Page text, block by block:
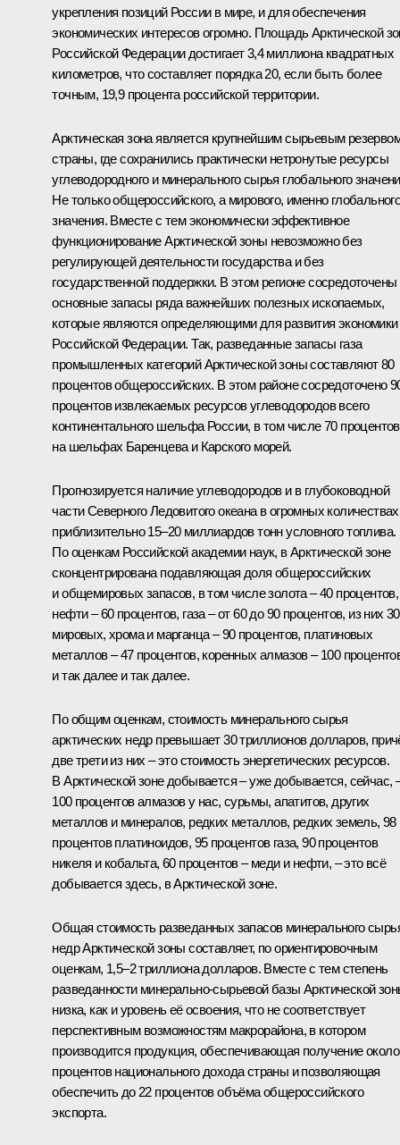
укрепления позиций России в мире, и для обеспечения
экономических интересов огромно. Площадь Арктической
Российской Федерации достигает 3,4 миллиона квадратных
километров, что составляет порядка 20, если быть более
точным, 19,9 процента российской территории.
Арктическая зона является крупнейшим сырьевым
страны, где сохранились практически нетронутые ресурсы
углеводородного и минерального сырья глобального
Не только общероссийского, а мирового, именно
значения. Вместе с тем экономически эффективное
функционирование Арктической зоны невозможно без
регулирующей деятельности государства и без
государственной поддержки. В этом регионе сосредоточены
основные запасы ряда важнейших полезных ископаемых,
которые являются определяющими для развития экономики
Российской Федерации. Так, разведанные запасы газа
промышленных категорий Арктической зоны составляют 80
процентов общероссийских. В этом районе сосредоточено
процентов извлекаемых ресурсов углеводородов всего
континентального шельфа России, в том числе 70
на шельфах Баренцева и Карского морей.
Прогнозируется наличие углеводородов и в глубоководной
части Северного Ледовитого океана в огромных
приблизительно 15–20 миллиардов тонн условного топлива.
По оценкам Российской академии наук, в Арктической зоне
сконцентрирована подавляющая доля общероссийских
и общемировых запасов, в том числе золота – 40 процентов,
нефти – 60 процентов, газа – от 60 до 90 процентов, из них 30
мировых, хрома и марганца – 90 процентов, платиновых
металлов – 47 процентов, коренных алмазов – 100
и так далее и так далее.
По общим оценкам, стоимость минерального сырья
арктических недр превышает 30 триллионов долларов,
две трети из них – это стоимость энергетических ресурсов.
В Арктической зоне добывается – уже добывается, сейчас,
100 процентов алмазов у нас, сурьмы, апатитов, других
металлов и минералов, редких металлов, редких земель, 98
процентов платиноидов, 95 процентов газа, 90 процентов
никеля и кобальта, 60 процентов – меди и нефти, – это всё
добывается здесь, в Арктической зоне.
Общая стоимость разведанных запасов минерального
недр Арктической зоны составляет, по ориентировочным
оценкам, 1,5–2 триллиона долларов. Вместе с тем степень
разведанности минерально-сырьевой базы Арктической
низка, как и уровень её освоения, что не соответствует
перспективным возможностям макрорайона, в котором
производится продукция, обеспечивающая получение
процентов национального дохода страны и позволяющая
обеспечить до 22 процентов объёма общероссийского
экспорта.